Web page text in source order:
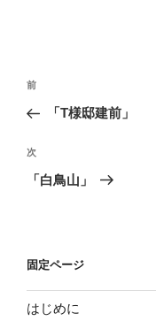
投
ビ
ゲ
ン
過
去
投
稿
前
「T様邸建前」
次
の
次
「白鳥山」
固定ページ
はじめに